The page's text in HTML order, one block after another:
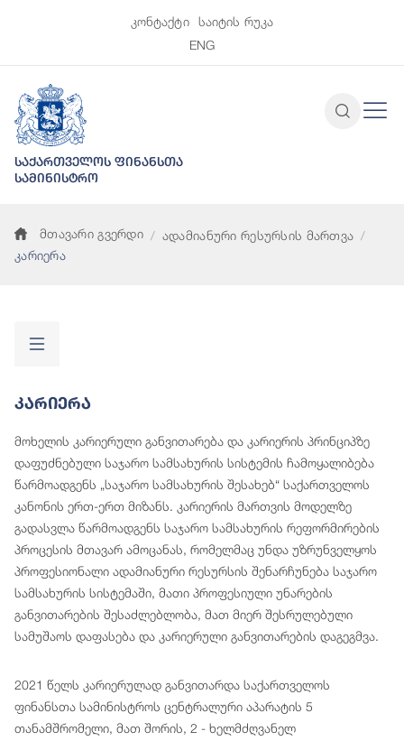
კონტაქტი
საიტის რუკა
ENG
საქართველოს ფინანსთა
სამინისტრო
მთავარი გვერდი
ადამიანური რესურსის მართვა
კარიერა
Კარიერა
მოხელის კარიერული განვითარება და კარიერის პრინციპზე
დაფუძნებული საჯარო სამსახურის სისტემის ჩამოყალიბება
წარმოადგენს „საჯარო სამსახურის შესახებ“ საქართველოს
კანონის ერთ-ერთ მიზანს. კარიერის მართვის მოდელზე
გადასვლა წარმოადგენს საჯარო სამსახურის რეფორმირების
პროცესის მთავარ ამოცანას, რომელმაც უნდა უზრუნველყოს
პროფესიონალი ადამიანური რესურსის შენარჩუნება საჯარო
სამსახურის სისტემაში, მათი პროფესიული უნარების
განვითარების შესაძლებლობა, მათ მიერ შესრულებული
სამუშაოს დაფასება და კარიერული განვითარების დაგეგმვა.
2021 წელს კარიერულად განვითარდა საქართველოს
ფინანსთა სამინისტროს ცენტრალური აპარატის 5
თანამშრომელი, მათ შორის, 2 - ხელმძღვანელ